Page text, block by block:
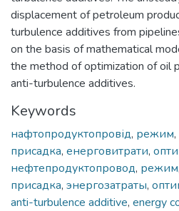
displacement of petroleum
turbulence additives from
on the basis of mathematical
the method of optimization of oil
anti-turbulence additives.
Keywords
нафтопродуктопровід, режим,
присадка, енерговитрати,
нефтепродуктопровод, режим,
присадка, энергозатраты,
anti-turbulence additive, energy